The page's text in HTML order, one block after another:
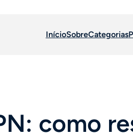
InícioSobreCategorias
como